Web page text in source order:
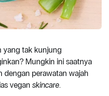
yang tak kunjung
Mungkin ini saatnya
dengan perawatan wajah
vegan skincare.